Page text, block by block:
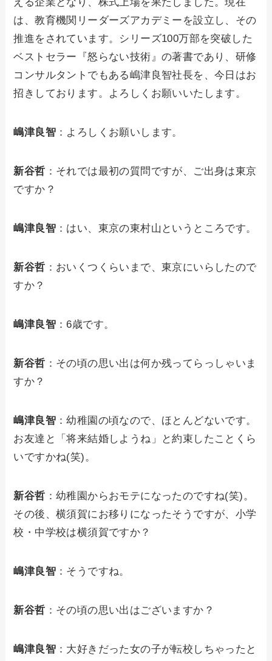
は、教育機関リーダーズアカデミーを設立し、その
推進をされています。シリーズ100万部を突破した
ベストセラー『怒らない技術』の著書であり、研修
コンサルタントでもある嶋津良智社長を、今日はお
招きしております。よろしくお願いいたします。
嶋津良智 ：よろしくお願いします。
新谷哲 ：それでは最初の質問ですが、ご出身は東京
ですか？
嶋津良智 ：はい、東京の東村山というところです。
新谷哲 ：おいくつくらいまで、東京にいらしたので
すか？
嶋津良智 ：6歳です。
新谷哲 ：その頃の思い出は何か残ってらっしゃいま
すか？
嶋津良智 ：幼稚園の頃なので、ほとんどないです。
お友達と「将来結婚しようね」と約束したことくら
いですかね(笑)。
新谷哲 ：幼稚園からおモテになったのですね(笑)。
その後、横須賀にお移りになったそうですが、小学
校・中学校は横須賀ですか？
嶋津良智 ：そうですね。
新谷哲 ：その頃の思い出はございますか？
嶋津良智 ：大好きだった女の子が転校しちゃったと